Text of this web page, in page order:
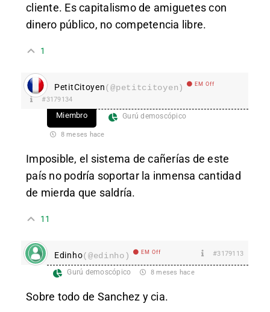
cliente. Es capitalismo de amiguetes con
dinero público, no competencia libre.
1
PetitCitoyen(@petitcitoyen) EM Off
#3179134
Miembro Gurú demoscópico
8 meses hace
Imposible, el sistema de cañerías de este
país no podría soportar la inmensa cantidad
de mierda que saldría.
11
Edinho(@edinho) EM Off #3179113
Gurú demoscópico 8 meses hace
Sobre todo de Sanchez y cia.